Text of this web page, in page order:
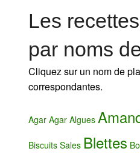
Les
par noms
Cliquez sur un nom de
correspondantes.
Agar Agar Algues
Biscuits Sales Blettes